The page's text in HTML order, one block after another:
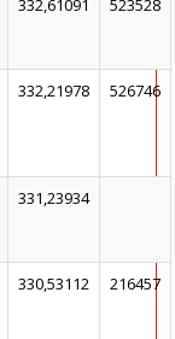
332,61091 523528
332,21978 526746
331,23934
330,53112 216457